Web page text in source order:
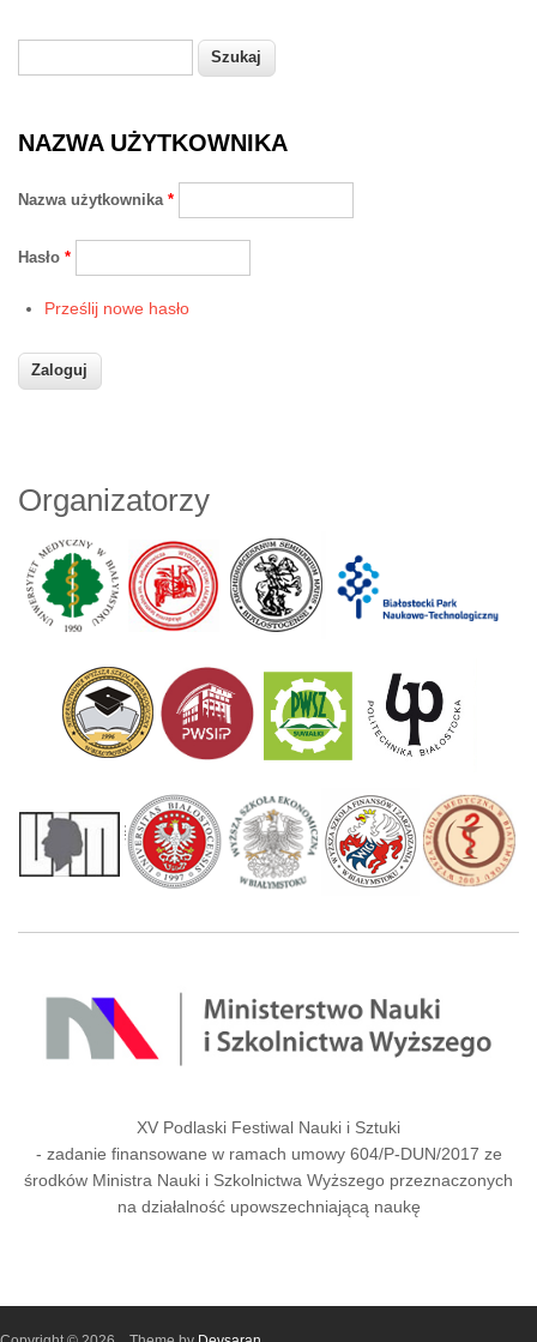
Formularz wyszukiwania
NAZWA UŻYTKOWNIKA
Nazwa użytkownika *
Hasło *
Prześlij nowe hasło
Organizatorzy
XV Podlaski Festiwal Nauki i Sztuki
- zadanie finansowane w ramach umowy 604/P-DUN/2017 ze
środków Ministra Nauki i Szkolnictwa Wyższego przeznaczonych
na działalność upowszechniającą naukę